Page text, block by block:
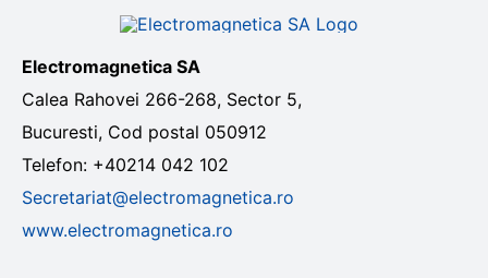
Electromagnetica SA
Calea Rahovei 266-268, Sector 5,
Bucuresti, Cod postal 050912
Telefon: +40214 042 102
Secretariat@electromagnetica.ro
www.electromagnetica.ro